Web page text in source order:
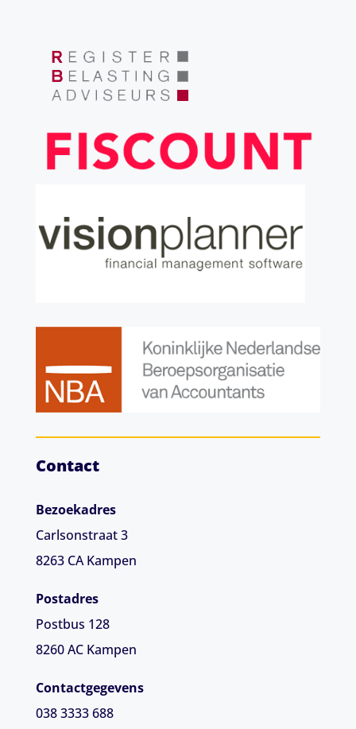
Contact
Bezoekadres
Carlsonstraat 3
8263 CA Kampen
Postadres
Postbus 128
8260 AC Kampen
Contactgegevens
038 3333 688